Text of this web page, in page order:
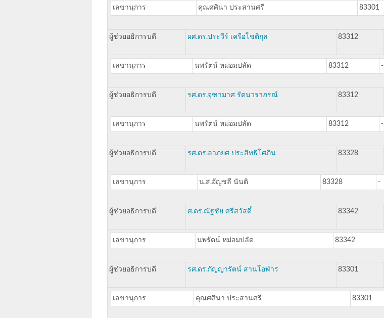
เลขานุการ คุณศศินา ประสานศรี 83301
ผู้ช่วยอธิการบดี ผศ.ดร.ประวีร์ เครือโชติกุล 83312
เลขานุการ นพรัตน์ หม่อมปลัด 83312 -
ผู้ช่วยอธิการบดี รศ.ดร.จุฑามาศ รัตนวราภรณ์ 83312
เลขานุการ นพรัตน์ หม่อมปลัด 83312 -
ผู้ช่วยอธิการบดี รศ.ดร.ลาภยศ ประสิทธิโศภิน 83328
เลขานุการ น.ส.อัญชลี นันติ 83328 -
ผู้ช่วยอธิการบดี ศ.ดร.ณัฐชัย ศรีสวัสดิ์ 83342
เลขานุการ นพรัตน์ หม่อมปลัด 83342
ผู้ช่วยอธิการบดี รศ.ดร.กัญญารัตน์ สานโอฬาร 83301
เลขานุการ คุณศศินา ประสานศรี 83301